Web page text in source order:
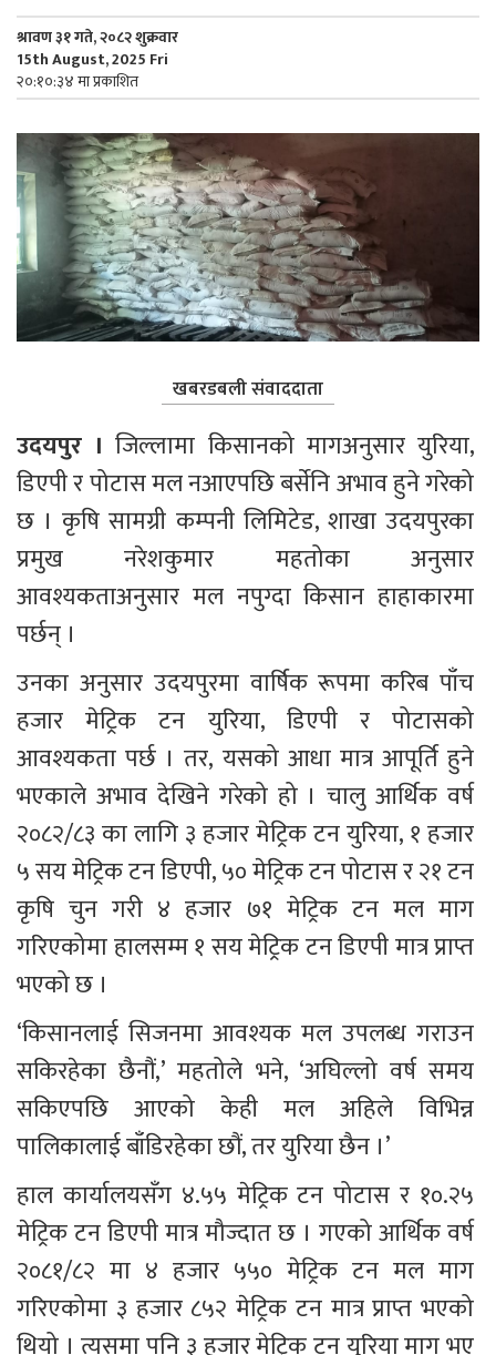
श्रावण ३१ गते, २०८२ शुक्रवार
15th August, 2025 Fri
२०:१०:३४ मा प्रकाशित
खबरडबली संवाददाता
उदयपुर । जिल्लामा किसानको मागअनुसार युरिया,
डिएपी र पोटास मल नआएपछि बर्सेनि अभाव हुने गरेको
छ । कृषि सामग्री कम्पनी लिमिटेड, शाखा उदयपुरका
प्रमुख नरेशकुमार महतोका अनुसार
आवश्यकताअनुसार मल नपुग्दा किसान हाहाकारमा
पर्छन् ।
उनका अनुसार उदयपुरमा वार्षिक रूपमा करिब पाँच
हजार मेट्रिक टन युरिया, डिएपी र पोटासको
आवश्यकता पर्छ । तर, यसको आधा मात्र आपूर्ति हुने
भएकाले अभाव देखिने गरेको हो । चालु आर्थिक वर्ष
२०८२/८३ का लागि ३ हजार मेट्रिक टन युरिया, १ हजार
५ सय मेट्रिक टन डिएपी, ५० मेट्रिक टन पोटास र २१ टन
कृषि चुन गरी ४ हजार ७१ मेट्रिक टन मल माग
गरिएकोमा हालसम्म १ सय मेट्रिक टन डिएपी मात्र प्राप्त
भएको छ ।
‘किसानलाई सिजनमा आवश्यक मल उपलब्ध गराउन
सकिरहेका छैनौं,’ महतोले भने, ‘अघिल्लो वर्ष समय
सकिएपछि आएको केही मल अहिले विभिन्न
पालिकालाई बाँडिरहेका छौं, तर युरिया छैन ।’
हाल कार्यालयसँग ४.५५ मेट्रिक टन पोटास र १०.२५
मेट्रिक टन डिएपी मात्र मौज्दात छ । गएको आर्थिक वर्ष
२०८१/८२ मा ४ हजार ५५० मेट्रिक टन मल माग
गरिएकोमा ३ हजार ८५२ मेट्रिक टन मात्र प्राप्त भएको
थियो । त्यसमा पनि ३ हजार मेट्रिक टन युरिया माग भए